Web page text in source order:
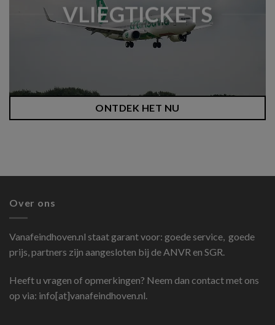
VLIEGTICKETS
ONTDEK HET NU
Over ons
Vanafeindhoven.nl staat garant voor: goede service, goede
prijs, partners zijn aangesloten bij de ANVR en SGR.
Heeft u vragen of opmerkingen? Neem dan contact met ons
op via: info[at]vanafeindhoven.nl.